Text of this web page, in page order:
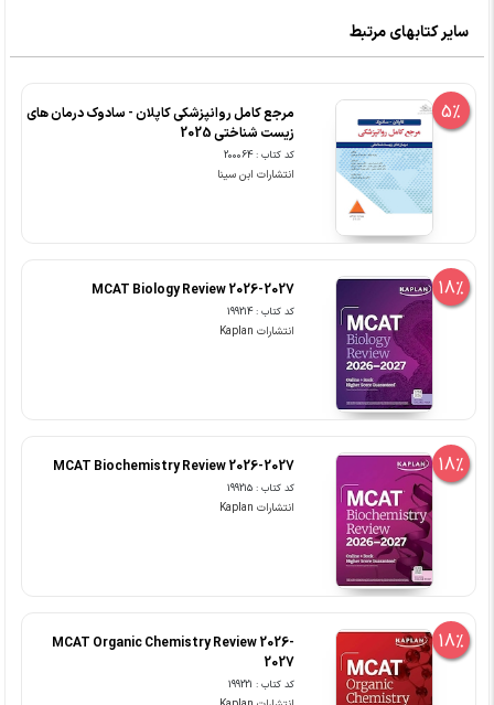
سایر کتابهای مرتبط
5%
مرجع کامل روانپزشکی کاپلان - سادوک درمان های
زیست شناختی 2025
کد کتاب : 200064
انتشارات ابن سینا
18%
MCAT Biology Review 2026-2027
کد کتاب : 199214
انتشارات Kaplan
18%
MCAT Biochemistry Review 2026-2027
کد کتاب : 199215
انتشارات Kaplan
18%
MCAT Organic Chemistry Review 2026-
2027
کد کتاب : 199221